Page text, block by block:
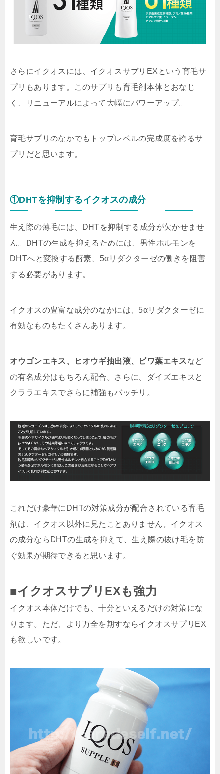
さらにイクオスには、イクオスサプリEXという育毛サ
プリもあります。このサプリも育毛剤本体とおなじ
く、リニューアルによって大幅にパワーアップ。
育毛サプリのなかでもトップレベルの完成度を誇るサ
プリだと思います。
①DHTを抑制するイクオスの成分
生え際の薄毛には、DHTを抑制する成分が欠かせませ
ん。DHTの生成を抑えるためには、男性ホルモンを
DHTへと変換する酵素、5αリダクターゼの働きを阻害
する必要があります。
イクオスの豊富な成分のなかには、5αリダクターゼに
有効なものもたくさんあります。
オウゴンエキス、ヒオウギ抽出液、ビワ葉エキスなど
の有名成分はもちろん配合。さらに、ダイズエキスと
クララエキスでさらに補強もバッチリ。
これだけ豪華にDHTの対策成分が配合されている育毛
剤は、イクオス以外に見たことありません。イクオス
の成分なら DHTの生成を抑えて、生え際の抜け毛を防
ぐ効果が期待できる と思います。
■イクオスサプリEXも強力
イクオス本体だけでも、十分といえるだけの対策にな
ります。ただ、より万全を期すならイクオスサプリEX
も欲しいです。